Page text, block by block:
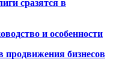
сразятся в
и особенности
продвижения бизнесов